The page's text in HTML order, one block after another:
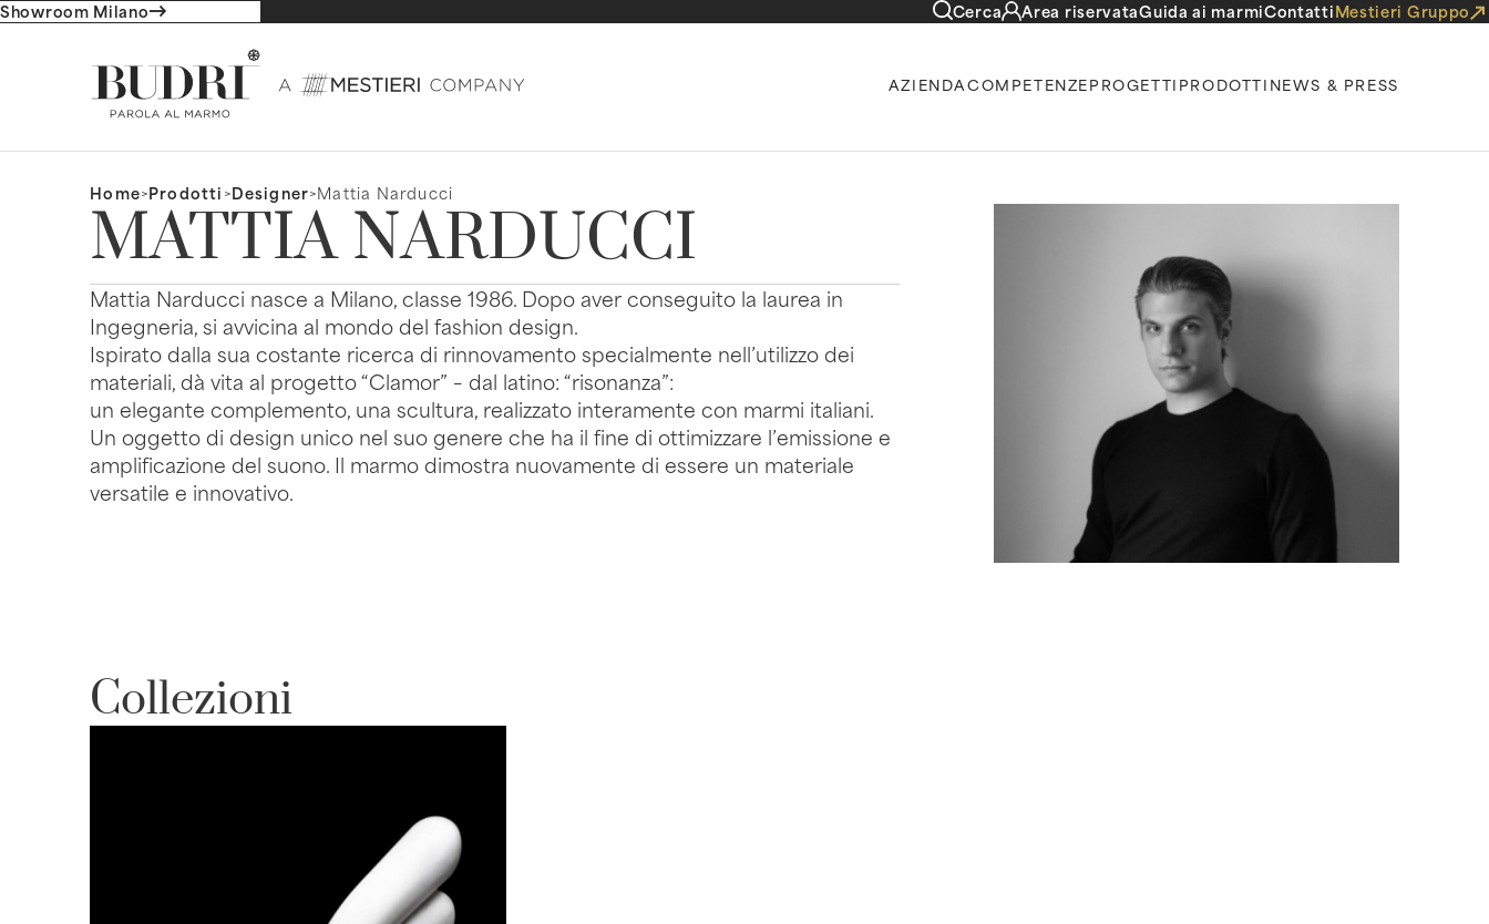
Showroom Milano Cerca Area riservataGuida ai marmiContattiMestieri Gruppo
AZIENDACOMPETENZEPROGETTIPRODOTTINEWS & PRESS
Home>Prodotti>Designer>Mattia Narducci
MATTIA NARDUCCI
Mattia Narducci nasce a Milano, classe 1986. Dopo aver conseguito la laurea in
Ingegneria, si avvicina al mondo del fashion design.
Ispirato dalla sua costante ricerca di rinnovamento specialmente nell’utilizzo dei
materiali, dà vita al progetto “Clamor” – dal latino: “risonanza”:
un elegante complemento, una scultura, realizzato interamente con marmi italiani.
Un oggetto di design unico nel suo genere che ha il fine di ottimizzare l’emissione e
amplificazione del suono. Il marmo dimostra nuovamente di essere un materiale
versatile e innovativo.
Collezioni